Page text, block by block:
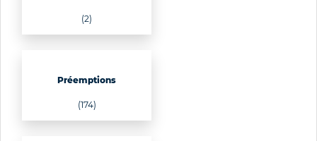
(2)
Préemptions
(174)